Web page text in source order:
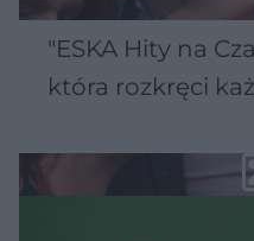
"ESKA Hity na
która rozkręci